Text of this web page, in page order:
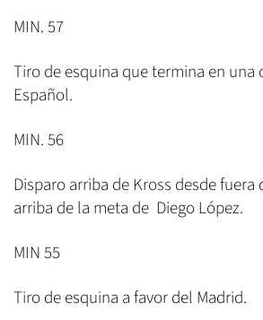
MIN. 57
Tiro de esquina que termina en una
Español.
MIN. 56
Disparo arriba de Kross desde fuera
arriba de la meta de Diego López.
MIN 55
Tiro de esquina a favor del Madrid.